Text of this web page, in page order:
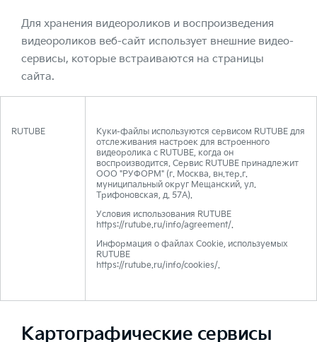
Для хранения видеороликов и воспроизведения
видеороликов веб-сайт использует внешние видео-
сервисы, которые встраиваются на страницы
сайта.
RUTUBE
Куки-файлы используются сервисом RUTUBE для
отслеживания настроек для встроенного
видеоролика с RUTUBE, когда он
воспроизводится. Сервис RUTUBE принадлежит
ООО "РУФОРМ" (г. Москва, вн.тер.г.
муниципальный округ Мещанский, ул.
Трифоновская, д. 57А).
Условия использования RUTUBE
https://rutube.ru/info/agreement/.
Информация о файлах Cookie, используемых
RUTUBE
https://rutube.ru/info/cookies/.
Картографические сервисы